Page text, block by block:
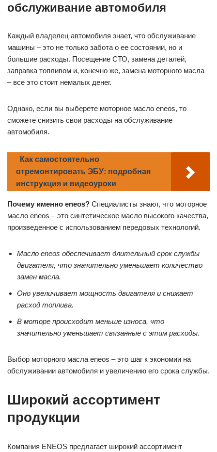
обслуживание автомобиля
Каждый владелец автомобиля знает, что обслуживание
машины – это не только забота о ее состоянии, но и
большие расходы. Посещение СТО, замена деталей,
заправка топливом и, конечно же, замена моторного масла
– все это стоит немалых денег.
Однако, если вы выберете моторное масло eneos, то
сможете снизить свои расходы на обслуживание
автомобиля.
Как самостоятельно
отремонтировать ЭБУ: подробная
инструкция и видеоуроки
Почему именно eneos? Специалисты знают, что моторное
масло eneos – это синтетическое масло высокого качества,
произведенное с использованием передовых технологий.
Масло eneos обеспечивает длительный срок службы
двигателя, что значительно уменьшает количество
замен масла.
Оно увеличивает мощность двигателя и снижает
расход топлива.
В моторе происходит меньше износа, что
значительно уменьшает связанные с этим расходы.
Выбор моторного масла eneos – это шаг к экономии на
обслуживании автомобиля и увеличению его срока службы.
Широкий ассортимент
продукции
Компания ENEOS предлагает широкий ассортимент